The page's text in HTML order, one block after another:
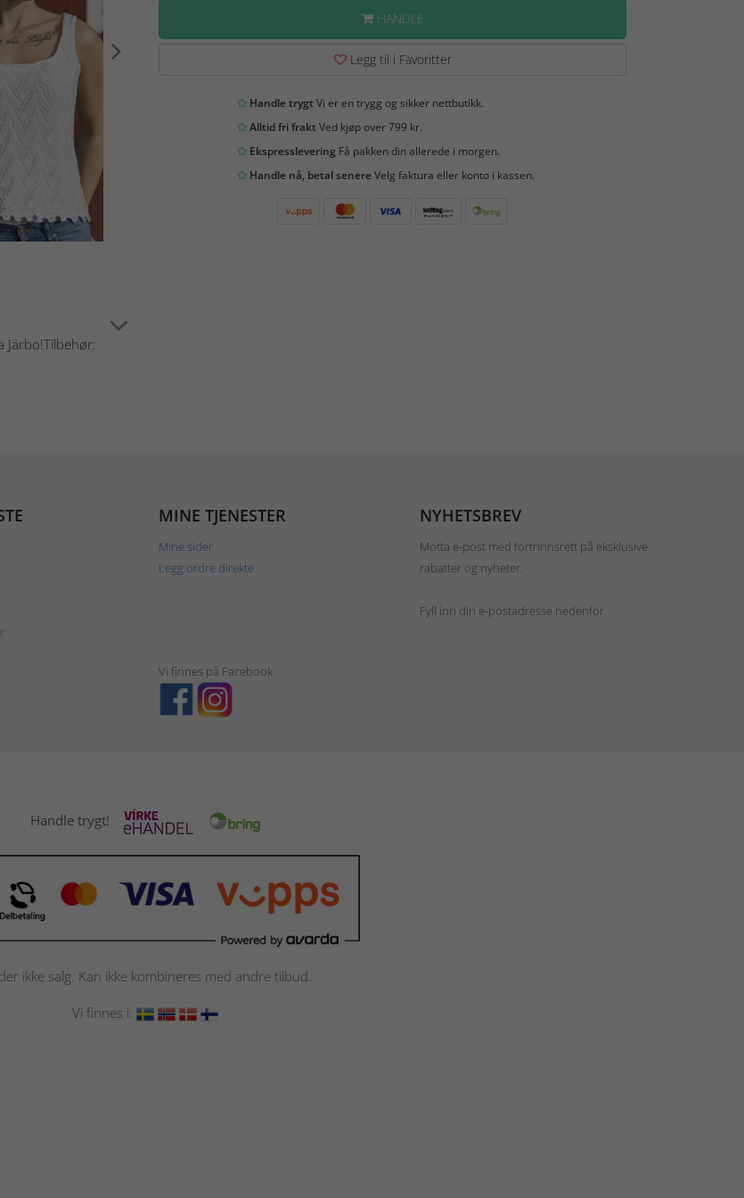
Järbo!Tilbehør:
HANDLE
Legg til i Favoritter
Handle trygtVi er en trygg og sikker nettbutikk.
Alltid fri fraktVed kjøp over 799 kr.
EkspressleveringFå pakken din allerede i morgen.
Handle nå, betal senereVelg faktura eller konto i kassen.
MINE TJENESTER
Mine sider
Legg ordre direkte
NYHETSBREV
Motta e-post med fortrinnsrett på eksklusive
rabatter og nyheter.
Fyll inn din e-postadresse nedenfor.
Vi finnes på Facebook
Handle trygt!
ikke salg. Kan ikke kombineres med andre tilbud.
Vi finnes i: